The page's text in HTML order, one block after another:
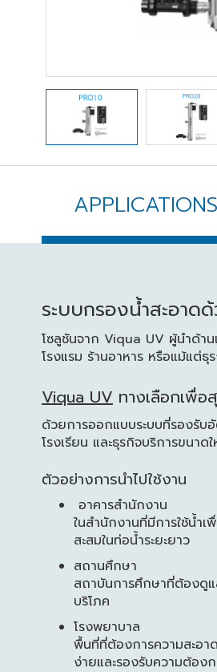
APPLICATIONS
ระบบกรองน้ำสะอา
โซลูชันจาก Viqua UV ผู้นำด้าน
โรงแรม ร้านอาหาร หรือแม้แต่
Viqua UV ทางเลือกเพื่อ
ด้วยการออกแบบระบบที่รองรับ
โรงเรียน และธุรกิจบริการขนา
ตัวอย่างการนำไปใช้งาน
อาคารสำนักงาน
ในสำนักงานที่มีการใช้น้ำ
สะสมในท่อน้ำระยะยาว
สถานศึกษา
สถาบันการศึกษาที่ต้องดูแ
บริโภค
โรงพยาบาล
พื้นที่ที่ต้องการความสะอ
ง่ายและรองรับความต้อง